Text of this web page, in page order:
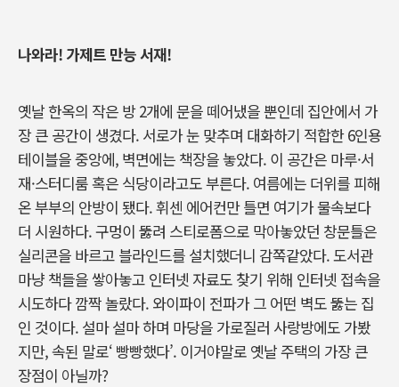
나와라! 가제트 만능 서재!
옛날 한옥의 작은 방 2개에 문을 떼어냈을 뿐인데 집안에서 가
장 큰 공간이 생겼다. 서로가 눈 맞추며 대화하기 적합한 6인용
테이블을 중앙에, 벽면에는 책장을 놓았다. 이 공간은 마루·서
재·스터디룸 혹은 식당이라고도 부른다. 여름에는 더위를 피해
온 부부의 안방이 됐다. 휘센 에어컨만 틀면 여기가 물속보다
더 시원하다. 구멍이 뚫려 스티로폼으로 막아놓았던 창문틀은
실리콘을 바르고 블라인드를 설치했더니 감쪽같았다. 도서관
마냥 책들을 쌓아놓고 인터넷 자료도 찾기 위해 인터넷 접속을
시도하다 깜짝 놀랐다. 와이파이 전파가 그 어떤 벽도 뚫는 집
인 것이다. 설마 설마 하며 마당을 가로질러 사랑방에도 가봤
지만, 속된 말로‘ 빵빵했다’. 이거야말로 옛날 주택의 가장 큰
장점이 아닐까?